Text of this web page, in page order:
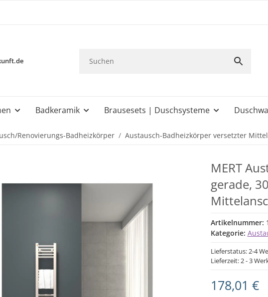
Badkeramik Brausesets | Duschsysteme
Renovierungs-Badheizkörper Austausch-Badheizkörper versetzter
MERT
gerade,
Artikelnummer:
Kategorie:
Lieferstatus: 2-4
Lieferzeit:2 - 3
178,01 €